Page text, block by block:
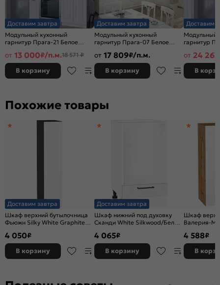
Доставим завтра
Модульный кухонный
гарнитур Прага-21 Белое
от 13 000₽/п.м.18 571 ₽
В корзину
Доставим завтра
Модульный кухонный
гарнитур Прага-07 Белое
2132x3300/1490x600
от 17 809₽/п.м.
В корзину
Доставим
Модульный
гарнитур
от 24 263
В
Похожие товары
Доставим завтра
Шкаф верхний бутылочница
Фьюжн Silky White Graphite
4 050₽
В корзину
Доставим завтра
Шкаф нижний под духовку
Сканди White Silkwood/Белый
4 065₽
В корзину
Шкаф
Валерия-М
4 588₽
В